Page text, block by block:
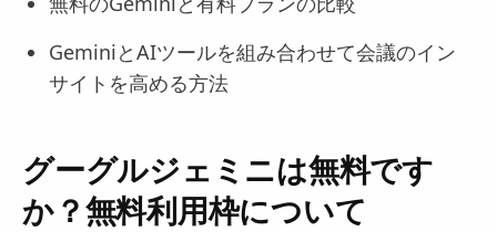
GeminiとAIツールを組み合わせて会議のイン
サイトを高める方法
グーグルジェミニは無料です
か？無料利用枠について